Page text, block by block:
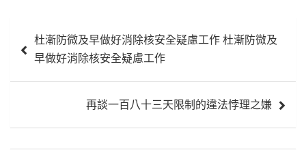
章 杜漸防微及早做好消除核安全疑慮工作 杜漸防微及
早做好消除核安全疑慮工作
再談一百八十三天限制的違法悖理之嫌